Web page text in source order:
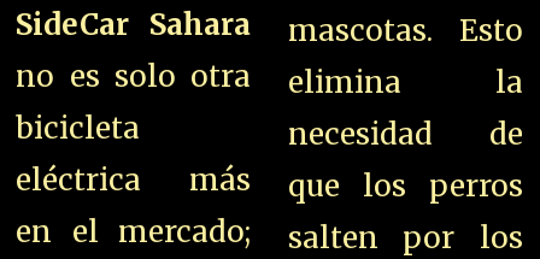
SideCar Sahara
no es solo otra
bicicleta
eléctrica más
en el mercado;
mascotas. Esto
elimina la
necesidad de
que los perros
salten por los